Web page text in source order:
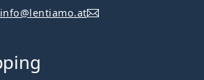
info@lentiamo.at